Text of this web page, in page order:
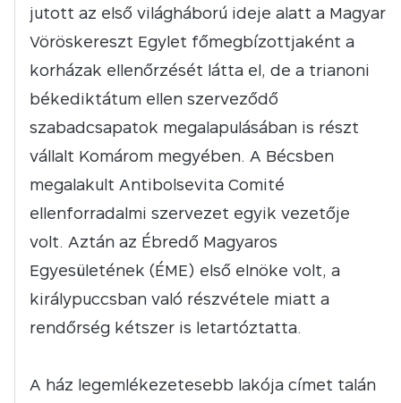
jutott az első világháború ideje alatt a Magyar
Vöröskereszt Egylet főmegbízottjaként a
korházak ellenőrzését látta el, de a trianoni
békediktátum ellen szerveződő
szabadcsapatok megalapulásában is részt
vállalt Komárom megyében. A Bécsben
megalakult Antibolsevita Comité
ellenforradalmi szervezet egyik vezetője
volt. Aztán az Ébredő Magyaros
Egyesületének (ÉME) első elnöke volt, a
királypuccsban való részvétele miatt a
rendőrség kétszer is letartóztatta.
A ház legemlékezetesebb lakója címet talán